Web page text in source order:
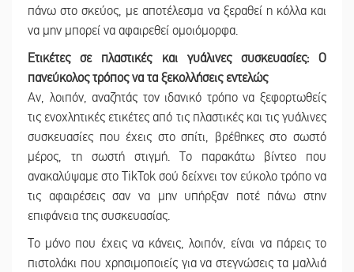
πάνω στο σκεύος, με αποτέλεσμα να ξεραθεί η κόλλα και
να μην μπορεί να αφαιρεθεί ομοιόμορφα.
Ετικέτες σε πλαστικές και γυάλινες συσκευασίες: Ο
πανεύκολος τρόπος να τα ξεκολλήσεις εντελώς
Αν, λοιπόν, αναζητάς τον ιδανικό τρόπο να ξεφορτωθείς
τις ενοχλητικές ετικέτες από τις πλαστικές και τις γυάλινες
συσκευασίες που έχεις στο σπίτι, βρέθηκες στο σωστό
μέρος, τη σωστή στιγμή. Το παρακάτω βίντεο που
ανακαλύψαμε στο TikTok σού δείχνει τον εύκολο τρόπο να
τις αφαιρέσεις σαν να μην υπήρξαν ποτέ πάνω στην
επιφάνεια της συσκευασίας.
Το μόνο που έχεις να κάνεις, λοιπόν, είναι να πάρεις το
πιστολάκι που χρησιμοποιείς για να στεγνώσεις τα μαλλιά